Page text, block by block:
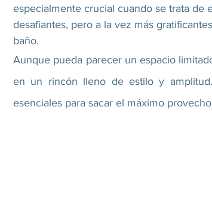
especialmente crucial cuando se trata de
desafiantes, pero a la vez más
baño.
Aunque pueda parecer un espacio
en un rincón lleno de estilo y
esenciales para sacar el máximo